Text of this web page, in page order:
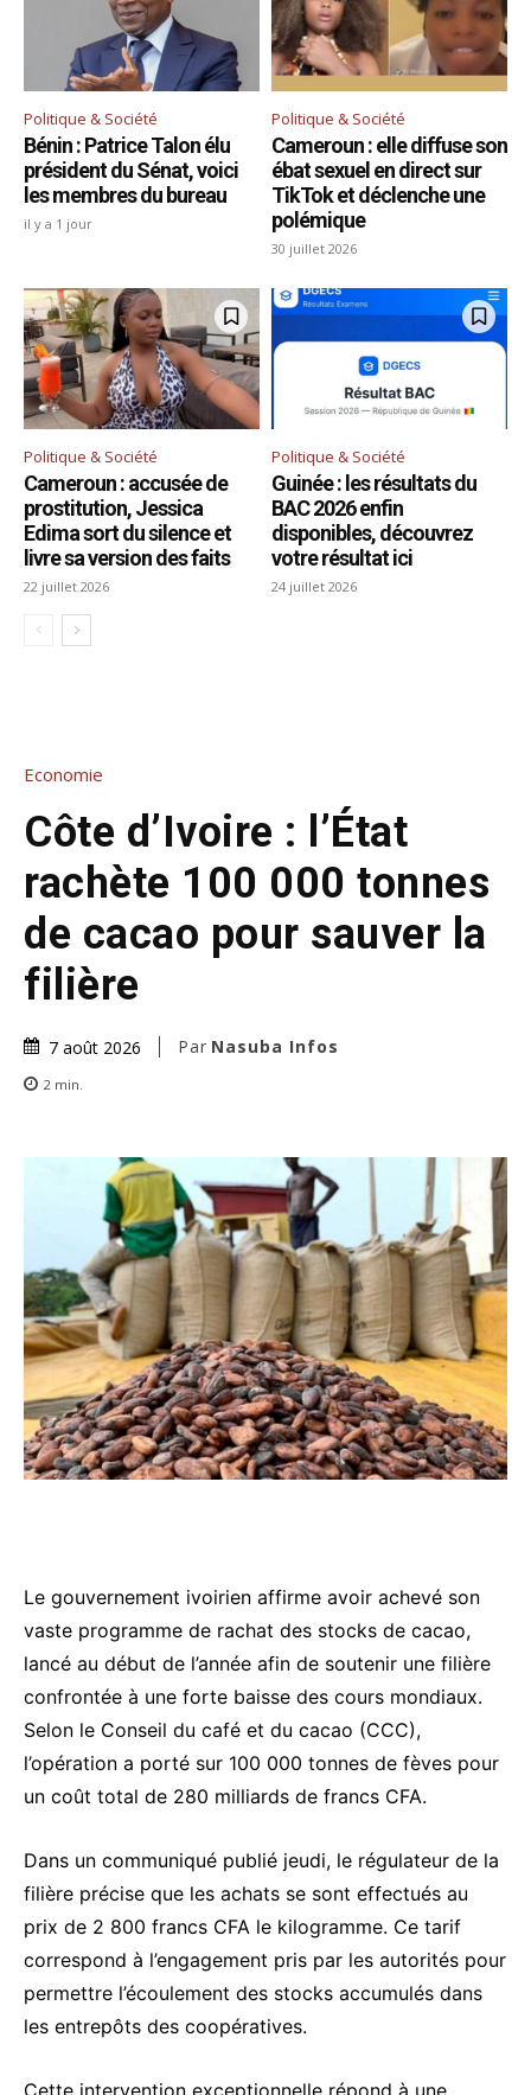
Politique & Société
Bénin : Patrice Talon élu
président du Sénat, voici
les membres du bureau
il y a 1 jour
Politique & Société
Cameroun : elle diffuse son
ébat sexuel en direct sur
TikTok et déclenche une
polémique
30 juillet 2026
Politique & Société
Cameroun : accusée de
prostitution, Jessica
Edima sort du silence et
livre sa version des faits
22 juillet 2026
Politique & Société
Guinée : les résultats du
BAC 2026 enfin
disponibles, découvrez
votre résultat ici
24 juillet 2026